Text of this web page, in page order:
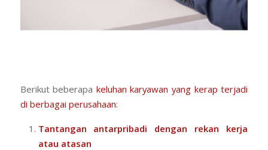
Berikut beberapa keluhan karyawan yang kerap terjadi
di berbagai perusahaan:
Tantangan antarpribadi dengan rekan kerja
atau atasan